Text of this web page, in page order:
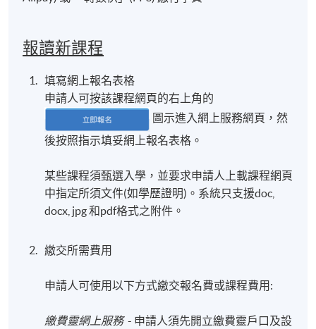
報讀新課程
填寫網上報名表格
申請人可按該課程網頁的右上角的
圖示進入網上服務網頁，然
後按照指示填妥網上報名表格。
某些課程須甄選入學，並要求申請人上載課程網頁
中指定所須文件(如學歷證明)。系統只支援doc,
docx, jpg 和pdf格式之附件。
繳交所需費用
申請人可使用以下方式繳交報名費或課程費用:
繳費靈網上服務- 申請人須先開立繳費靈戶口及設